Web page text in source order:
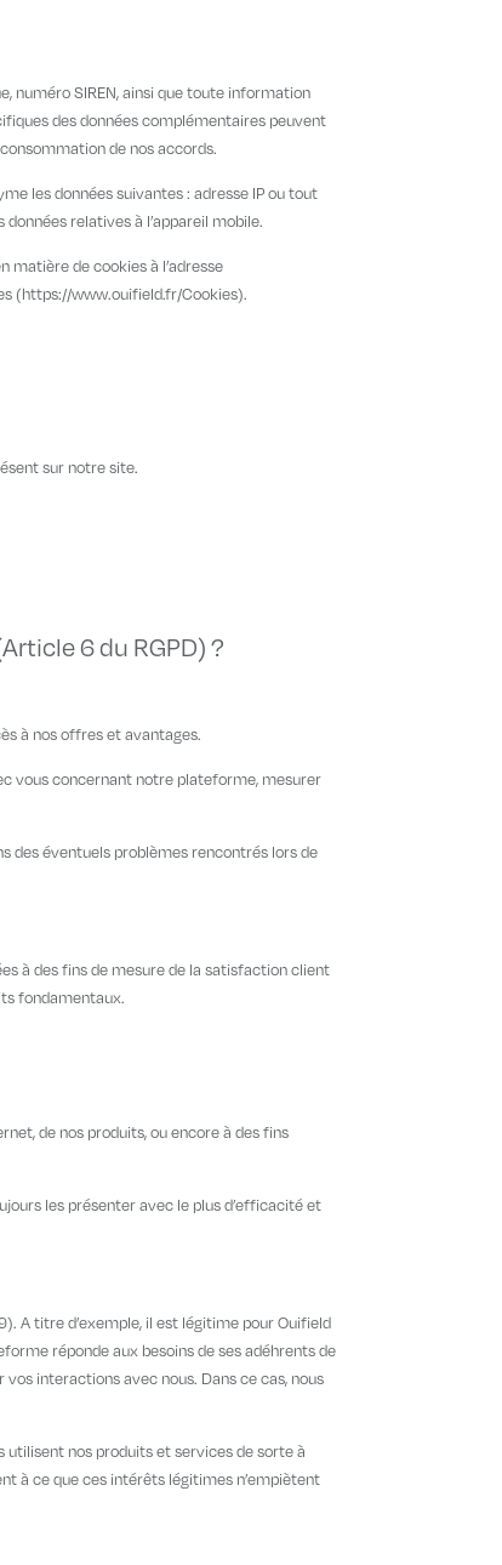
numéro SIREN, ainsi que toute information
des données complémentaires peuvent
de nos accords.
les données suivantes : adresse IP ou tout
relatives à l’appareil mobile.
de cookies à l’adresse
(https://www.ouifield.fr/Cookies).
sur notre site.
6 du RGPD) ?
à nos offres et avantages.
vous concernant notre plateforme, mesurer
des éventuels problèmes rencontrés lors de
à des fins de mesure de la satisfaction client
fondamentaux.
de nos produits, ou encore à des fins
les présenter avec le plus d’efficacité et
A titre d’exemple, il est légitime pour Ouifield
réponde aux besoins de ses adéhrents de
interactions avec nous. Dans ce cas, nous
nos produits et services de sorte à
à ce que ces intérêts légitimes n’empiètent